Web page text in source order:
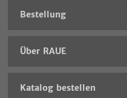
Bestellung
Über RAUE
Katalog bestellen